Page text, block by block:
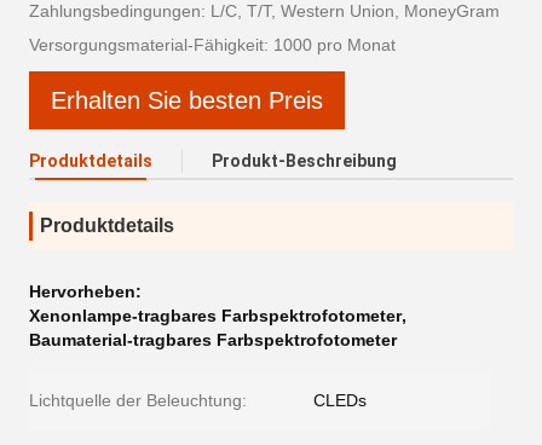
Zahlungsbedingungen: L/C, T/T, Western Union, MoneyGram
Versorgungsmaterial-Fähigkeit: 1000 pro Monat
Erhalten Sie besten Preis
Produktdetails Produkt-Beschreibung
Produktdetails
Hervorheben:
Xenonlampe-tragbares Farbspektrofotometer,
Baumaterial-tragbares Farbspektrofotometer
Lichtquelle der Beleuchtung: CLEDs